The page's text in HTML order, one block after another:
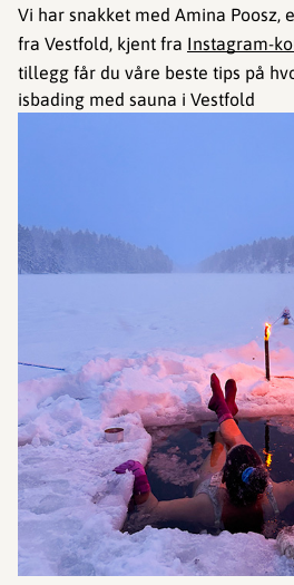
Vi har snakket med Amina Poosz,
fra Vestfold, kjent fra Instagram-
tillegg får du våre beste tips på
isbading med sauna i Vestfold